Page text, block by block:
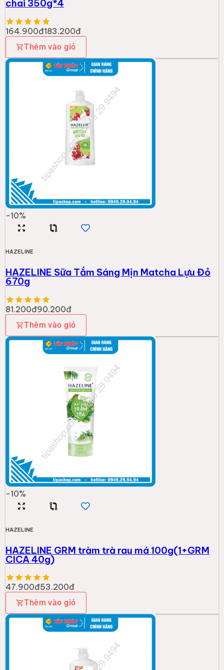
chai 350g*4
164.900đ183.200đ
Thêm vào giỏ
-10%
HAZELINE
HAZELINE Sữa Tắm Sáng Mịn Matcha Lựu Đỏ
670g
81.200đ90.200đ
Thêm vào giỏ
-10%
HAZELINE
HAZELINE GRM tràm trà rau má 100g(1+GRM
CICA 40g)
47.900đ53.200đ
Thêm vào giỏ